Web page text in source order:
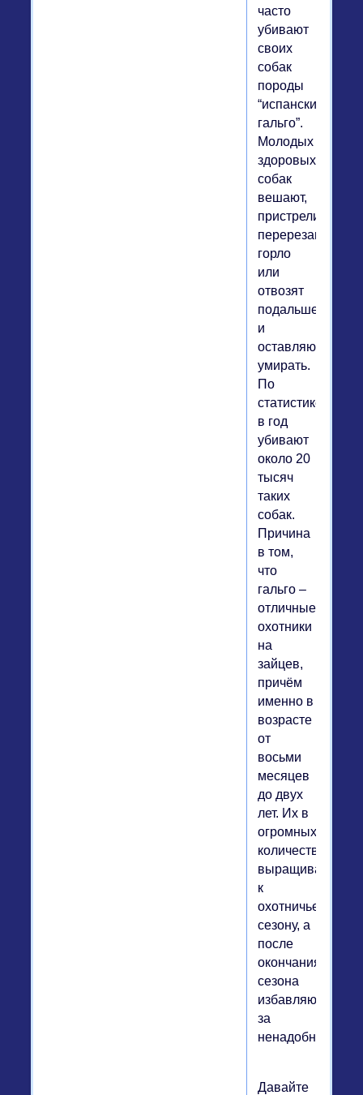
часто
убивают
своих
собак
породы
“испанский
гальго”.
Молодых
здоровых
собак
вешают,
пристреливают,
перерезают
горло
или
отвозят
подальше
и
оставляют
умирать.
По
статистике
в год
убивают
около 20
тысяч
таких
собак.
Причина
в том,
что
гальго –
отличные
охотники
на
зайцев,
причём
именно в
возрасте
от
восьми
месяцев
до двух
лет. Их в
огромных
количествах
выращивают
к
охотничьему
сезону, а
после
окончания
сезона
избавляются
за
ненадобностью.
Давайте